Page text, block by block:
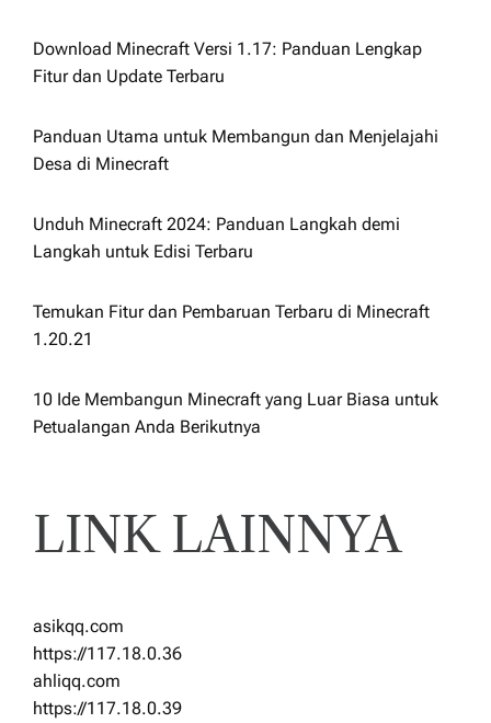
Download Minecraft Versi 1.17: Panduan Lengkap
Fitur dan Update Terbaru
Panduan Utama untuk Membangun dan Menjelajahi
Desa di Minecraft
Unduh Minecraft 2024: Panduan Langkah demi
Langkah untuk Edisi Terbaru
Temukan Fitur dan Pembaruan Terbaru di Minecraft
1.20.21
10 Ide Membangun Minecraft yang Luar Biasa untuk
Petualangan Anda Berikutnya
LINK LAINNYA
asikqq.com
https://117.18.0.36
ahliqq.com
https://117.18.0.39